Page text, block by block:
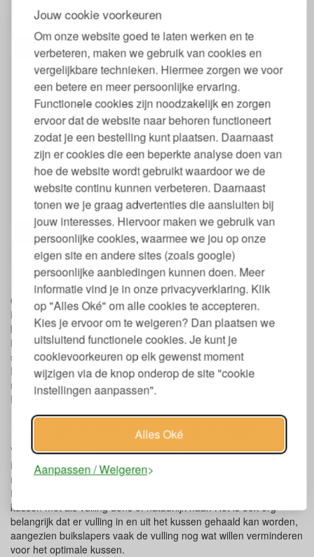
Jouw cookie voorkeuren
Om onze website goed te laten werken en te
verbeteren, maken we gebruik van cookies en
vergelijkbare technieken. Hiermee zorgen we voor
een betere en meer persoonlijke ervaring.
Functionele cookies zijn noodzakelijk en zorgen
ervoor dat de website naar behoren functioneert
zodat je een bestelling kunt plaatsen. Daarnaast
zijn er cookies die een beperkte analyse doen van
hoe de website wordt gebruikt waardoor we de
website continu kunnen verbeteren. Daarnaast
tonen we je graag advertenties die aansluiten bij
jouw interesses. Hiervoor maken we gebruik van
persoonlijke cookies, waarmee we jou op onze
eigen site en andere sites (zoals google)
persoonlijke aanbiedingen kunnen doen. Meer
informatie vind je in onze privacyverklaring. Klik
op "Alles Oké" om alle cookies te accepteren.
Kies je ervoor om te weigeren? Dan plaatsen we
uitsluitend functionele cookies. Je kunt je
cookievoorkeuren op elk gewenst moment
wijzigen via de knop onderop de site "cookie
instellingen aanpassen".
Alles Oké
Aanpassen / Weigeren
€
Natuurlatex Matras PiuMa Lana GOLS Gecertificeerd
€998,
Buikslaper
Ongeveer 13% van de bevolking slaapt op zijn buik. Zij slapen het
liefst heel vlak. Veel buikslapers slapen het liefst ook zonder
kussen, en ze hebben de armen vaak uitgestrekt of onder het
hoofd liggen. Op zachte matrassen kunnen buikslapers vaak zeer
slecht slapen en ze hebben daarom liever een steviger matras.
Buikslapers liggen tijdens hun slaap ook vaak op hun zij. Op hun
rug slapen ze daarentegen alleen in zeer zeldzame gevallen.
Buikslapers wisselen zeer vaak van plaats.
Het juiste kussen voor een buikslapers
Voor buikslapers is het heel belangrijk dat het kussen niet te hoog
is, anders overstrekken ze de halswervelkom en hierdoor kunnen
nek- en schouderspanningen ontstaan.
Buikslapers zullen een natuurlijke voorkeur hebben voor een
kussen met als vulling dons of natuurlijk haar. Het is ook erg
belangrijk dat er vulling in en uit het kussen gehaald kan worden,
aangezien buikslapers vaak de vulling nog wat willen verminderen
voor het optimale kussen.